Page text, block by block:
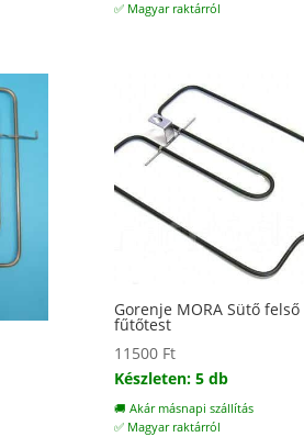
✅ Magyar raktárról
Gorenje MORA Sütő felső
fűtőtest
11500 Ft
Készleten: 5 db
🚚 Akár másnapi szállítás
✅ Magyar raktárról